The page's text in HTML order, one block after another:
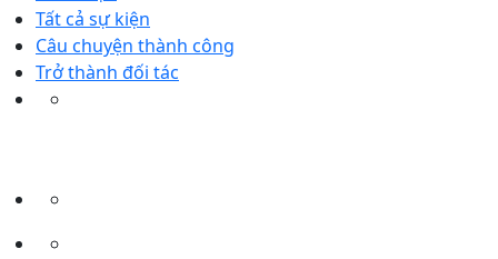
Tất cả sự kiện
Câu chuyện thành công
Trở thành đối tác